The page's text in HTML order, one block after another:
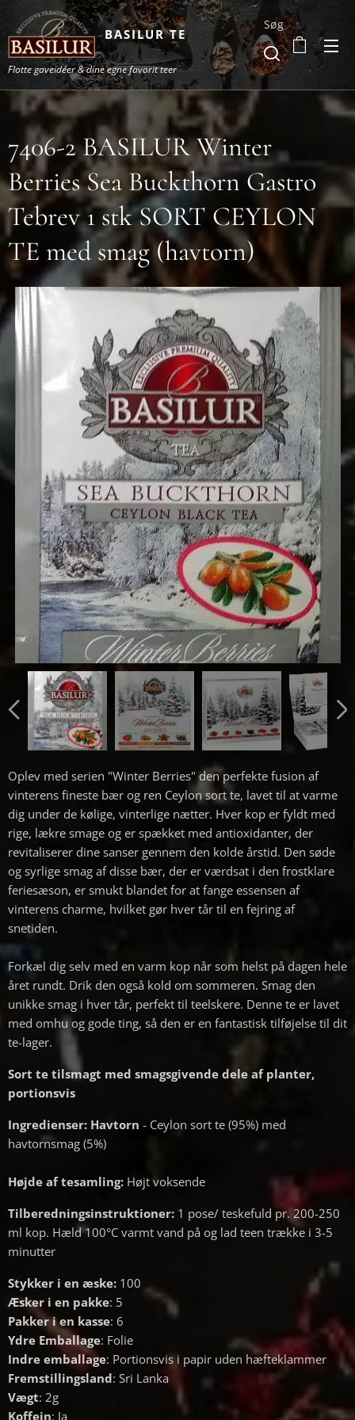
BASILUR TE
Flotte gaveidéer & dine egne favorit teer
Søg
7406-2 BASILUR Winter
Berries Sea Buckthorn Gastro
Tebrev 1 stk SORT CEYLON
TE med smag (havtorn)
Oplev med serien "Winter Berries" den perfekte fusion af
vinterens fineste bær og ren Ceylon sort te, lavet til at varme
dig under de kølige, vinterlige nætter. Hver kop er fyldt med
rige, lækre smage og er spækket med antioxidanter, der
revitaliserer dine sanser gennem den kolde årstid. Den søde
og syrlige smag af disse bær, der er værdsat i den frostklare
feriesæson, er smukt blandet for at fange essensen af ​​
vinterens charme, hvilket gør hver tår til en fejring af
snetiden.
Forkæl dig selv med en varm kop når som helst på dagen hele
året rundt. Drik den også kold om sommeren. Smag den
unikke smag i hver tår, perfekt til teelskere. Denne te er lavet
med omhu og gode ting, så den er en fantastisk tilføjelse til dit
te-lager.
Sort te tilsmagt med smagsgivende dele af planter,
portionsvis
Ingredienser: Havtorn - Ceylon sort te (95%) med
havtornsmag (5%)
Højde af tesamling: Højt voksende
Tilberedningsinstruktioner: 1 pose/ teskefuld pr. 200-250
ml kop. Hæld 100°C varmt vand på og lad teen trække i 3-5
minutter
Stykker i en æske: 100
Æsker i en pakke: 5
Pakker i en kasse: 6
Ydre Emballage: Folie
Indre emballage: Portionsvis i papir uden hæfteklammer
Fremstillingsland: Sri Lanka
Vægt: 2g
Koffein: Ja